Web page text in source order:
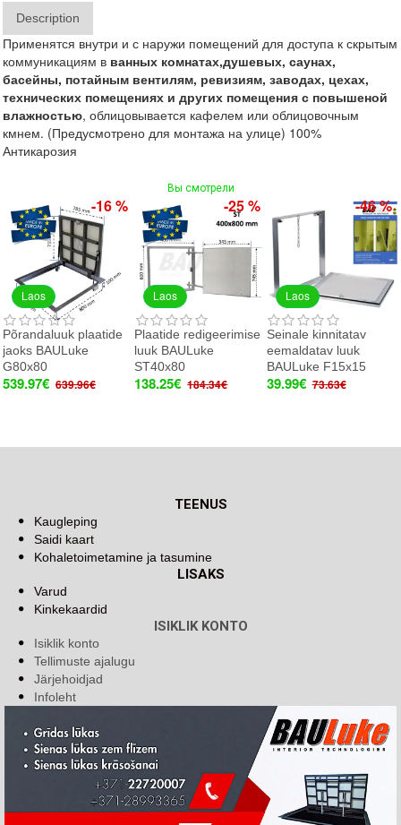
Description
Применятся внутри и с наружи помещений для доступа к скрытым
коммуникациям в ванных комнатах,душевых, саунах,
басейны, потайным вентилям, ревизиям, заводах, цехах,
технических помещениях и других помещения с повышеной
влажностью, облицовывается кафелем или облицовочным
кмнем. (Предусмотрено для монтажа на улице) 100%
Антикарозия
Вы смотрели
Laos
-16 %
Põrandaluuk plaatide
jaoks BAULuke
G80x80
539.97€ 639.96€
Laos
-25 %
Plaatide redigeerimise
luuk BAULuke
ST40x80
138.25€ 184.34€
Laos
-46 %
Seinale kinnitatav
eemaldatav luuk
BAULuke F15x15
39.99€ 73.63€
TEENUS
Kaugleping
Saidi kaart
Kohaletoimetamine ja tasumine
LISAKS
Varud
Kinkekaardid
ISIKLIK KONTO
Isiklik konto
Tellimuste ajalugu
Järjehoidjad
Infoleht